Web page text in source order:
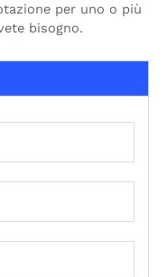
per uno o più
bisogno.